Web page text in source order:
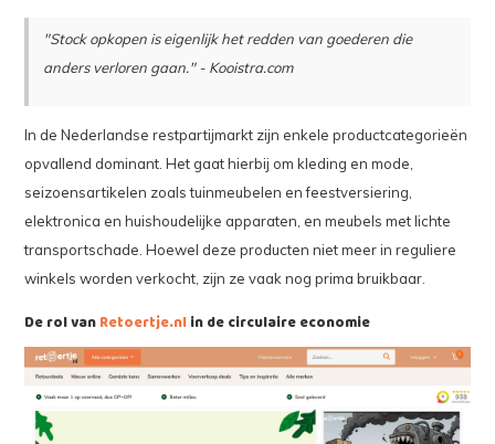
"Stock opkopen is eigenlijk het redden van goederen die
anders verloren gaan." - Kooistra.com
In de Nederlandse restpartijmarkt zijn enkele productcategorieën
opvallend dominant. Het gaat hierbij om kleding en mode,
seizoensartikelen zoals tuinmeubelen en feestversiering,
elektronica en huishoudelijke apparaten, en meubels met lichte
transportschade. Hoewel deze producten niet meer in reguliere
winkels worden verkocht, zijn ze vaak nog prima bruikbaar.
De rol van Retoertje.nl in de circulaire economie